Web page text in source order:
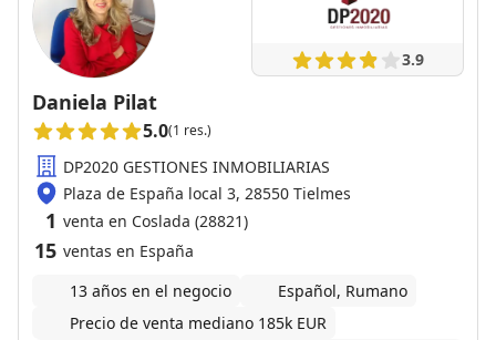
3.9
Daniela Pilat
5.0(1 res.)
DP2020 GESTIONES INMOBILIARIAS
Plaza de España local 3, 28550 Tielmes
1 venta en Coslada (28821)
15 ventas en España
13 años en el negocio
Español, Rumano
Precio de venta mediano 185k EUR